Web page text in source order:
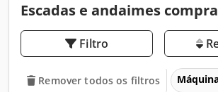
Escadas e andaimes
Filtro
Remover todos os filtros